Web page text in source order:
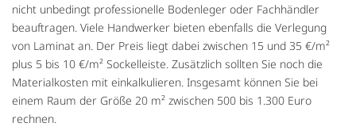
nicht unbedingt professionelle Bodenleger oder Fachhändler
beauftragen. Viele Handwerker bieten ebenfalls die Verlegung
von Laminat an. Der Preis liegt dabei zwischen 15 und 35 €/m²
plus 5 bis 10 €/m² Sockelleiste. Zusätzlich sollten Sie noch die
Materialkosten mit einkalkulieren. Insgesamt können Sie bei
einem Raum der Größe 20 m² zwischen 500 bis 1.300 Euro
rechnen.